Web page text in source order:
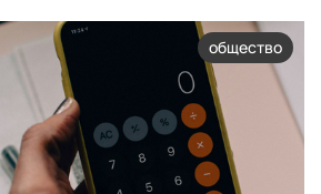
общество